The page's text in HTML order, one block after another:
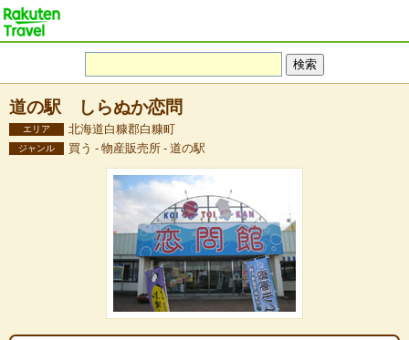
道の駅 しらぬか恋問
エリア 北海道白糠郡白糠町
ジャンル 買う - 物産販売所 - 道の駅